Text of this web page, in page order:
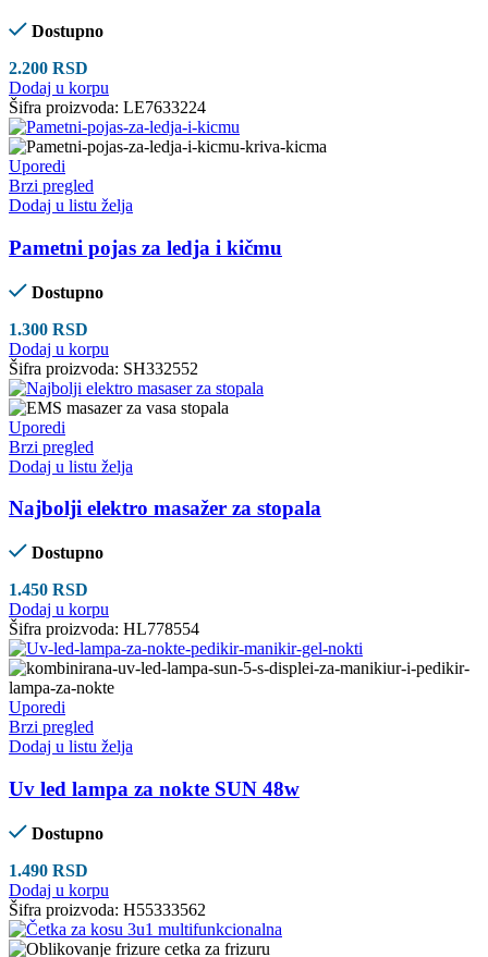
Dostupno
2.200 RSD
Dodaj u korpu
Šifra proizvoda: LE7633224
Uporedi
Brzi pregled
Dodaj u listu želja
Pametni pojas za ledja i kičmu
Dostupno
1.300 RSD
Dodaj u korpu
Šifra proizvoda: SH332552
Uporedi
Brzi pregled
Dodaj u listu želja
Najbolji elektro masažer za stopala
Dostupno
1.450 RSD
Dodaj u korpu
Šifra proizvoda: HL778554
Uporedi
Brzi pregled
Dodaj u listu želja
Uv led lampa za nokte SUN 48w
Dostupno
1.490 RSD
Dodaj u korpu
Šifra proizvoda: H55333562